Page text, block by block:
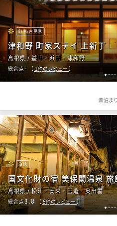
1234
町家/古民家
津和野 町家ステイ 上新丁
島根県 / 益田・浜田・津和野
総合点- （ 1件のレビュー ）
素泊まり
1 2 34
旅館
国文化財の宿 美保関温泉
島根県 / 松江・安来・玉造・奥出雲
総合点3.8 （ 5件のレビュー）